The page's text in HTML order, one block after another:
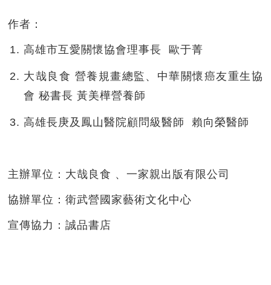
作者：
高雄市互愛關懷協會理事長 歐于菁
大哉良食 營養規畫總監、中華關懷癌友重生協
會 秘書長 黃美樺營養師
高雄長庚及鳳山醫院顧問級醫師 賴向榮醫師
主辦單位：大哉良食 、一家親出版有限公司
協辦單位：衛武營國家藝術文化中心
宣傳協力：誠品書店